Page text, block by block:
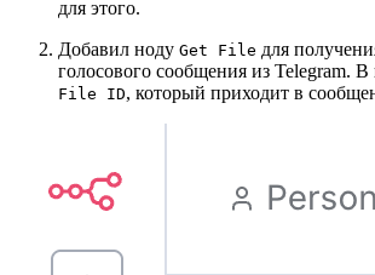
для этого.
Добавил ноду Get File для
голосового сообщения из Telegram. В
File ID, который приходит в